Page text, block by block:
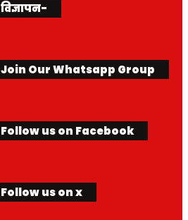
विज्ञापन-
Join Our Whatsapp Group
Follow us on Facebook
Follow us on x